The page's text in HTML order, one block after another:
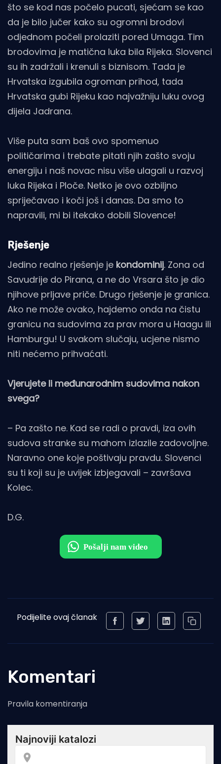
što se kod nas počelo pucati, sjećam se kao
da je bilo jučer kako su ogromni brodovi
odjednom počeli prolaziti pored Umaga. Tim
brodovima je matična luka bila Rijeka. Slovenci
su ih zadržali i krenuli s biznisom. Tada je
Hrvatska izgubila ogroman prihod, tada
Hrvatska gubi Rijeku kao najvažniju luku ovog
dijela Jadrana.
Više puta sam baš ovo spomenuo
političarima i trebate pitati njih zašto svoju
energiju i naš novac nisu više ulagali u razvoj
luka Rijeka i Ploče. Netko je ovo ozbiljno
spriječavao i koči još i danas. Da smo to
napravili, mi bi itekako dobili Slovence!
Rješenje
Jedino realno rješenje je kondominij. Zona od
Savudrije do Pirana, a ne do Vrsara što je dio
njihove prljave priče. Drugo rješenje je granica.
Ako ne može ovako, hajdemo onda na čistu
granicu na sudovima za prav mora u Haagu ili
Hamburgu! U svakom slučaju, ucjene nismo
niti nećemo prihvaćati.
Vjerujete li međunarodnim sudovima nakon
svega?
– Pa zašto ne. Kad se radi o pravdi, iza ovih
sudova stranke su mahom izlazile zadovoljne.
Naravno one koje poštivaju pravdu. Slovenci
su ti koji su je uvijek izbjegavali – završava
Kolec.
D.G.
Podijelite ovaj članak
Komentari
Pravila komentiranja